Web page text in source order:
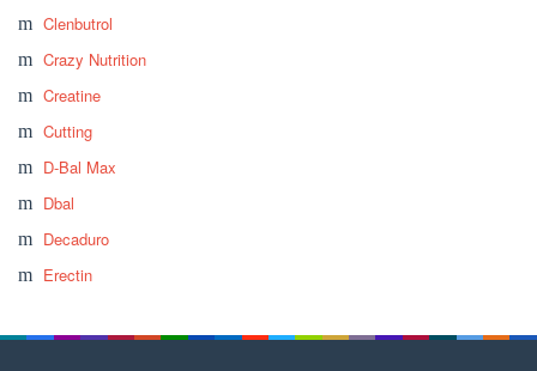
Clenbutrol
Crazy Nutrition
Creatine
Cutting
D-Bal Max
Dbal
Decaduro
Erectin